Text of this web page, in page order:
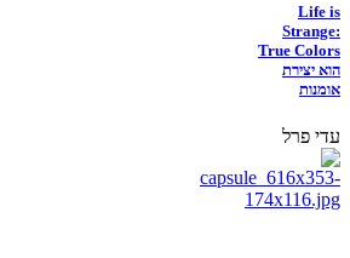
Life is
Strange:
True Colors
הוא יצירת
אומנות
עדי פרל